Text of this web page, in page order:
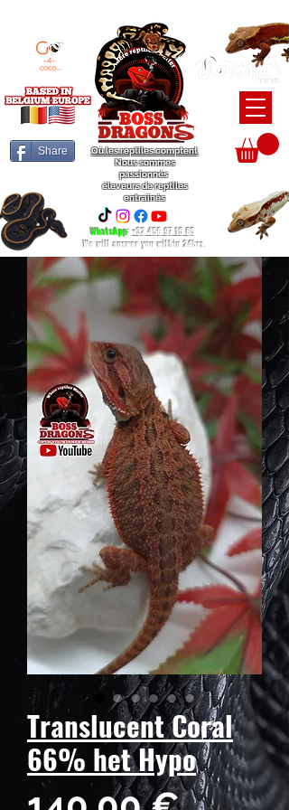
Share
Où les reptiles comptent
Nous sommes
passionnés
éleveurs de reptiles
entraînés
WhatsApp:+32 456 97 15 65
We will answer you within 24hrs.
Translucent Coral
66% het Hypo